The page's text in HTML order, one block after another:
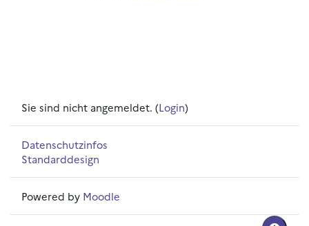
Sie sind nicht angemeldet. (Login)
Datenschutzinfos
Standarddesign
Powered by Moodle